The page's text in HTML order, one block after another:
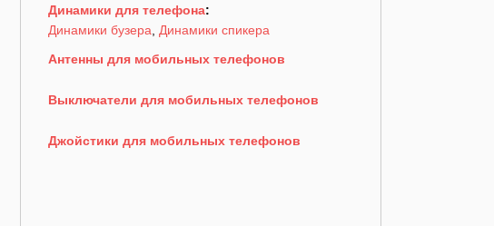
Динамики для телефона:
Динамики бузера,Динамики спикера
Антенны для мобильных телефонов
Выключатели для мобильных телефонов
Джойстики для мобильных телефонов